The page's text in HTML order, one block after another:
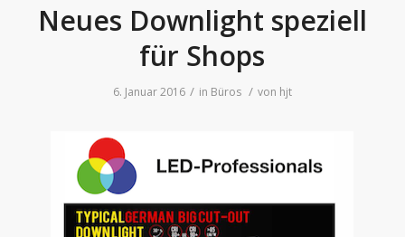
Neues Downlight speziell
für Shops
6. Januar 2016 / in Büros / von hjt